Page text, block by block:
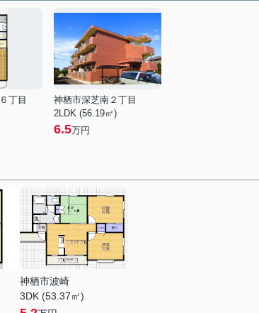
丁目
神栖市深芝南２丁目
2LDK (56.19㎡)
6.5万円
神栖市波崎
3DK (53.37㎡)